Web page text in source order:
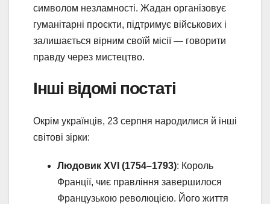
символом незламності. Жадан організовує
гуманітарні проєкти, підтримує військових і
залишається вірним своїй місії — говорити
правду через мистецтво.
Інші відомі постаті
Окрім українців, 23 серпня народилися й інші
світові зірки:
Людовик XVI (1754–1793): Король
Франції, чиє правління завершилося
Французькою революцією. Його життя